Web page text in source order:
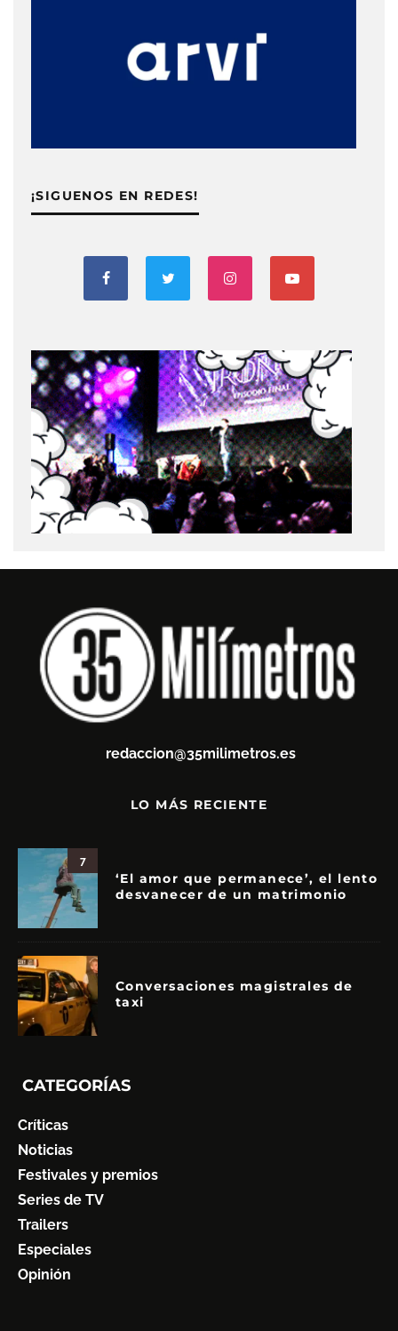
¡SIGUENOS EN REDES!
redaccion@35milimetros.es
LO MÁS RECIENTE
7
‘El amor que permanece’, el lento
desvanecer de un matrimonio
Conversaciones magistrales de
taxi
CATEGORÍAS
Críticas
Noticias
Festivales y premios
Series de TV
Trailers
Especiales
Opinión